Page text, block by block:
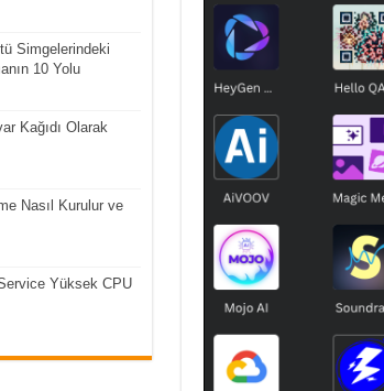
Simgelerindeki
10 Yolu
Kağıdı Olarak
Nasıl Kurulur ve
Yüksek CPU